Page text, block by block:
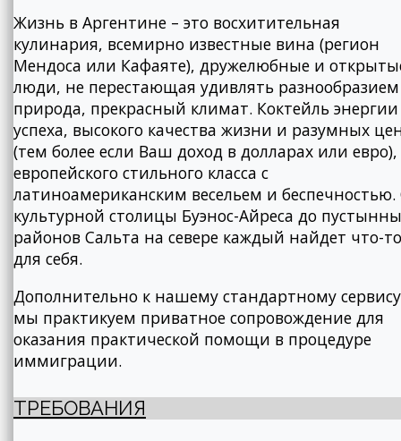
Жизнь в Аргентине – это восхитительная
кулинария, всемирно известные вина (регион
Мендоса или Кафаяте), дружелюбные и
люди, не перестающая удивлять разнообразием
природа, прекрасный климат. Коктейль
успеха, высокого качества жизни и разумных
(тем более если Ваш доход в долларах или евро),
европейского стильного класса с
латиноамериканским весельем и
культурной столицы Буэнос-Айреса до
районов Сальта на севере каждый найдет что-то
для себя.
Дополнительно к нашему стандартному
мы практикуем приватное сопровождение для
оказания практической помощи в процедуре
иммиграции.
ТРЕБОВАНИЯ